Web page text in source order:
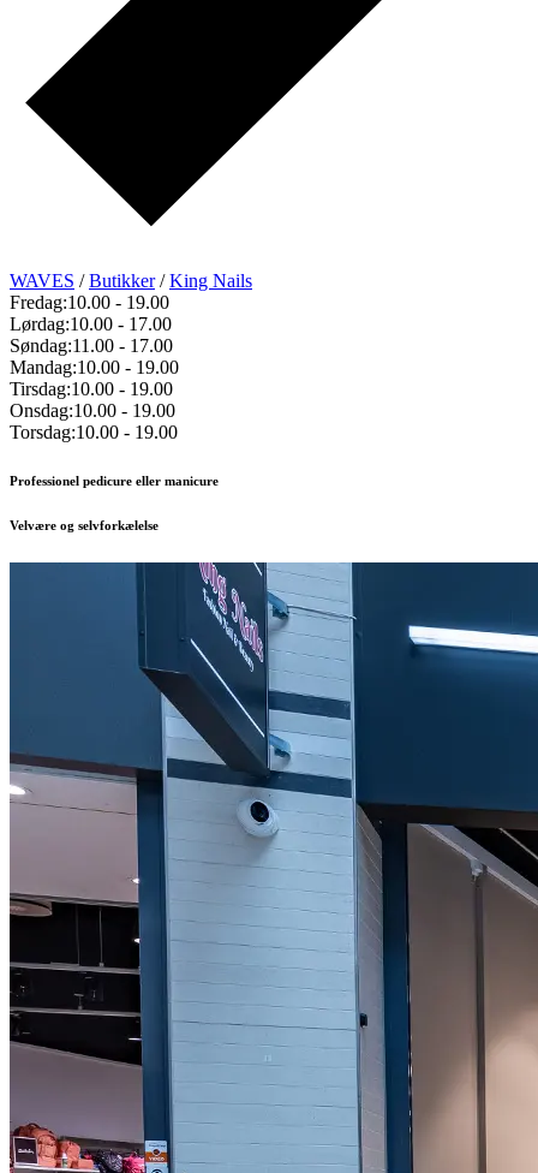
WAVES /Butikker/King Nails
Fredag:10.00 - 19.00
Lørdag:10.00 - 17.00
Søndag:11.00 - 17.00
Mandag:10.00 - 19.00
Tirsdag:10.00 - 19.00
Onsdag:10.00 - 19.00
Torsdag:10.00 - 19.00
Professionel pedicure eller manicure
Velvære og selvforkælelse